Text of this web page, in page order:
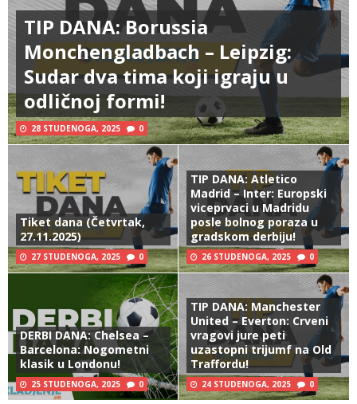
TIP DANA: Borussia
Monchengladbach – Leipzig:
Sudar dva tima koji igraju u
odličnoj formi!
28 STUDENOGA, 2025 0
Tiket dana (Četvrtak,
27.11.2025)
27 STUDENOGA, 2025 0
TIP DANA: Atletico
Madrid – Inter: Europski
viceprvaci u Madridu
posle bolnog poraza u
gradskom derbiju!
26 STUDENOGA, 2025 0
DERBI DANA: Chelsea –
Barcelona: Nogometni
klasik u Londonu!
25 STUDENOGA, 2025 0
TIP DANA: Manchester
United – Everton: Crveni
vragovi jure peti
uzastopni trijumf na Old
Traffordu!
24 STUDENOGA, 2025 0